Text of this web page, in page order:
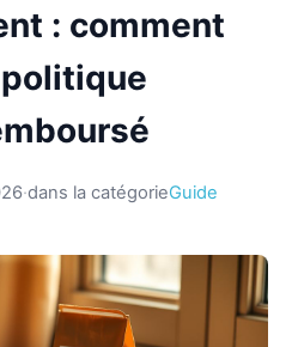
: comment
·dans la catégorieGuide